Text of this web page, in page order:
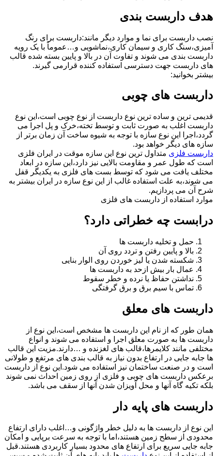
هدف داربست بندی
نصب داربست برای نما و موارد دیگر مانند:داربست برای رنگ
آمیزی،سنگ کاری و سیمان کاری،نماشویی و…عموماً با یک رویه
داربست بندی می شوند و تفاوت آن در بالا و پایین بسته شده قالب
های داربست جهت دسترسی استفاده کننده قرارمی گیرند.
بیشتر بخوانید:
داربست های چوبی
قدیمی ترین و ساده ترین نوع داربست از نوع چوبی است،این نوع
داربست اغلب به صورت ثابت و توسط تخته،خرک و پل اجرا می
گردد،اجرا این نوع سازه با توجه به شیوه ساخت آن زمان برتر از
سازه های دیگر خواهد بود.
داربست فلزی متداول ترین نوع این سازه موقت در ایران فلزی
است که طول عمر و مقاومت بالایی نیز دارد،این سازه در ابعاد
مختلف یافت می شود که توسط بست های فلزی به یکدیگر قفل
می شوند،به علت استفاده غالب از این نوع سازه در ایران بیشتر به
شرح آن می پردازیم.
موارد استفاده از داربست های فلزی
درابست چه خطراتی دارد؟
حمل و تخلیه داربست ها
بالا و پایین رفتن و تردد روی آن
شکسته شدن یا لیز خوردن روی الوار بنایی
عمال بار بیش ازحد به داربست ها
نداشتن حفاظ یا نرده و خطر سقوط
تماس با سیم برق و برق گرفتگی
داربست های معلق
همان طور که از نام این داربست ها مشخص است،این نوع از
داربست ها به صورت معلق اجرا و استفاده می شوند و انواع
مختلفی مانند کلایمرها،قالب های لغزنده و …دارند.مزیت این قالب
ها جابه جایی در ارتفاع بدون نیاز به قالب بندی های مرتفع و طولانی
است و در صنعت ساختمان نیز استفاده می شود.این نوع از داربست
برعکس داربست های چوبی و فلزی از روی زمین احداث نمی شوند
بلکه تکیه گاه آنها و محل آویزان شدن آنها از سقف می باشد.
داربست های پایه دار
این نوع از داربست ها به دلیل خطر واژگونی و…اغلب دارای ارتفاع
محدودی از سطح زمین هستند،اما با توجه به سرعت برپایی و امکان
جابه جایی سریع برای ارتفاع های محدود بسیار کاربردی هستند.قبل